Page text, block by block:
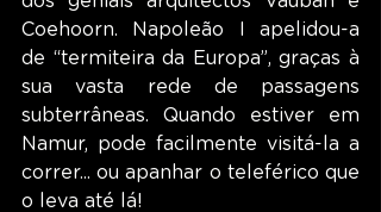
Coehoorn. Napoleão I apelidou-a
de “termiteira da Europa”, graças à
sua vasta rede de passagens
subterrâneas. Quando estiver em
Namur, pode facilmente visitá-la a
correr... ou apanhar o teleférico que
o leva até lá!